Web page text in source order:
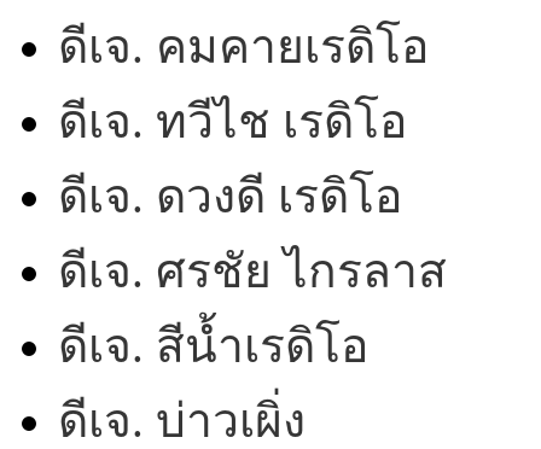
ดีเจ. คมคายเรดิโอ
ดีเจ. ทวีไช เรดิโอ
ดีเจ. ดวงดี เรดิโอ
ดีเจ. ศรชัย ไกรลาส
ดีเจ. สีน้ำเรดิโอ
ดีเจ. บ่าวเผิ่ง